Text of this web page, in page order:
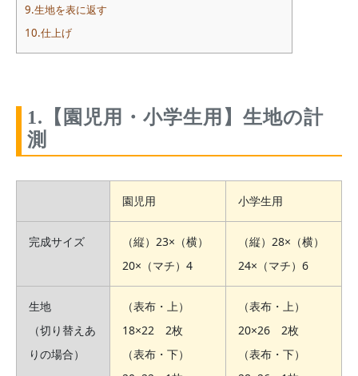
9.生地を表に返す
10.仕上げ
1.【園児用・小学生用】生地の計
測
園児用 小学生用
完成サイズ
（縦）23×（横）
20×（マチ）4
（縦）28×（横）
24×（マチ）6
生地
（切り替えあ
りの場合）
（表布・上）
18×22 2枚
（表布・下）
（表布・上）
20×26 2枚
（表布・下）